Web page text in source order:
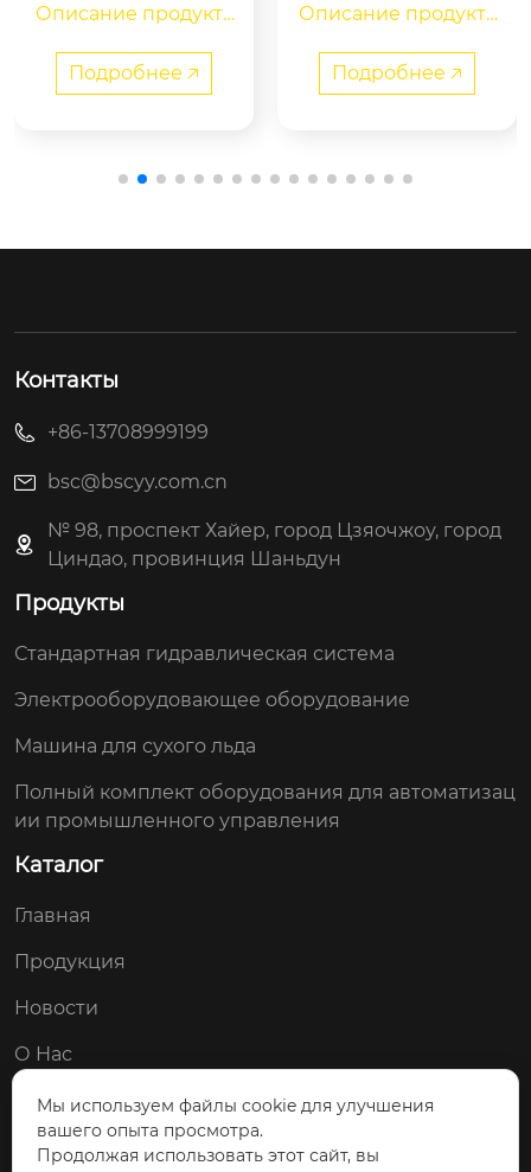
Описание продукта
Подробнее 🡥
апан
Описание продукта
Подробнее 🡥
Контакты
+86-13708999199
bsc@bscyy.com.cn
№ 98, проспект Хайер, город Цзяочжоу, город
Циндао, провинция Шаньдун
Продукты
Стандартная гидравлическая система
Электрооборудовающее оборудование
Машина для сухого льда
Полный комплект оборудования для автоматизац
ии промышленного управления
Каталог
Главная
Продукция
Новости
О Нас
Контакты
Мы в соц. сетях:
Мы используем файлы cookie для улучшения
вашего опыта просмотра.
Продолжая использовать этот сайт, вы